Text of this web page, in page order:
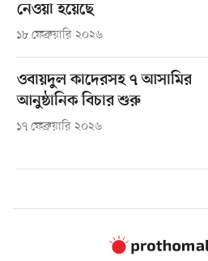
নেওয়া হয়েছে
১৮ ফেব্রুয়ারি ২০২৬
ওবায়দুল কাদেরসহ ৭ আসামির
আনুষ্ঠানিক বিচার শুরু
১৭ ফেব্রুয়ারি ২০২৬